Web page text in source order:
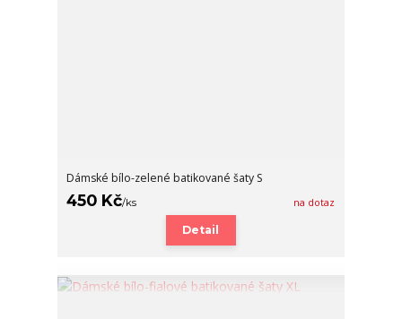
Dámské bílo-zelené batikované šaty S
450 Kč/ks na dotaz
Detail